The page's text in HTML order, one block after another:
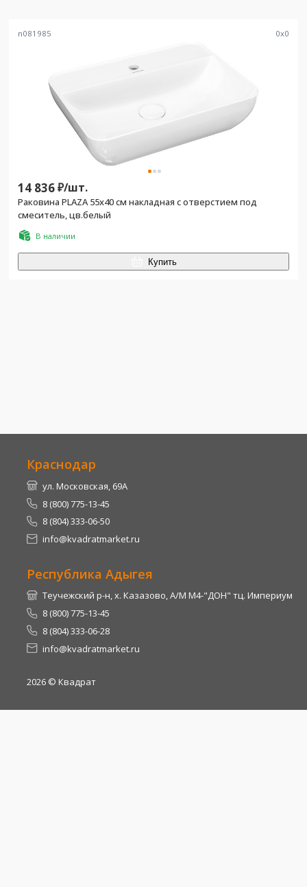
n081985 0x0
14 836₽/шт.
Раковина PLAZA 55х40 cм накладная с отверстием под
смеситель, цв.белый
В наличии
Купить
Краснодар
ул. Московская, 69А
8 (800) 775-13-45
8 (804) 333-06-50
info@kvadratmarket.ru
Республика Адыгея
Теучежский р-н, х. Казазово, А/М М4-"ДОН" тц. Империум
8 (800) 775-13-45
8 (804) 333-06-28
info@kvadratmarket.ru
2026 © Квадрат